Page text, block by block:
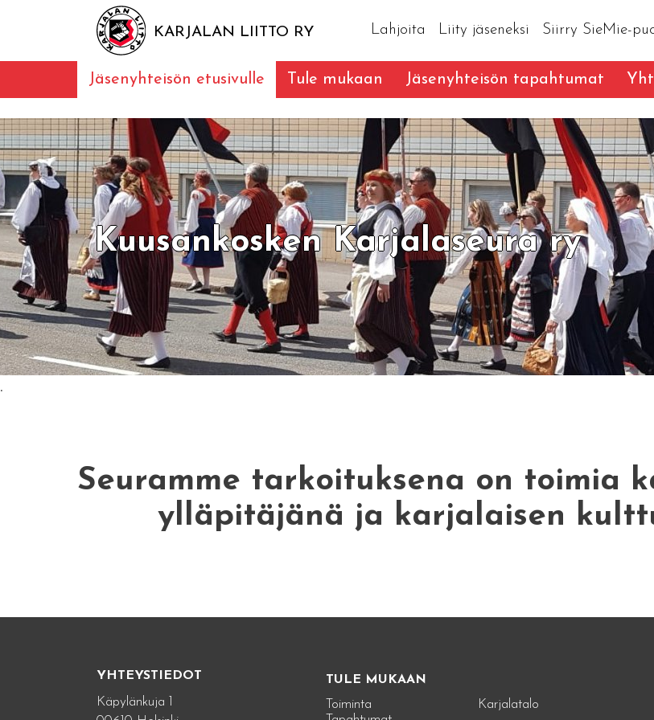
KARJALAN LIITTO RY Lahjoita Liity jäseneksi Siirry SieMie-
Jäsenyhteisön etusivulle Tule mukaan Jäsenyhteisön tapahtumat
Kuusankosken Karjalaseura ry
.
Seuramme tarkoituksena on toimia
ylläpitäjänä ja karjalaisen
YHTEYSTIEDOT
Käpylänkuja 1
TULE MUKAAN
Toiminta
Karjalatalo